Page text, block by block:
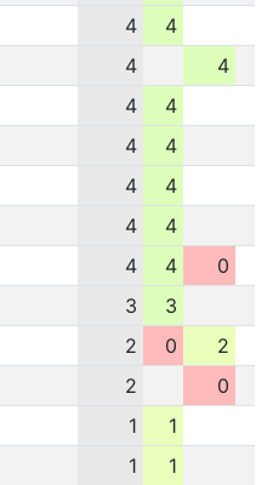
4
4
4
4
4
4
4
4
4
4
4
4
4 4
0
3
3
2 0
2
2
0
1
1
1 1